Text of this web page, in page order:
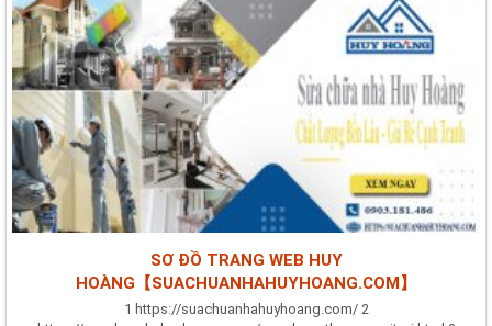
SƠ ĐỒ TRANG WEB HUY
HOÀNG【SUACHUANHAHUYHOANG.COM】
1 https://suachuanhahuyhoang.com/ 2